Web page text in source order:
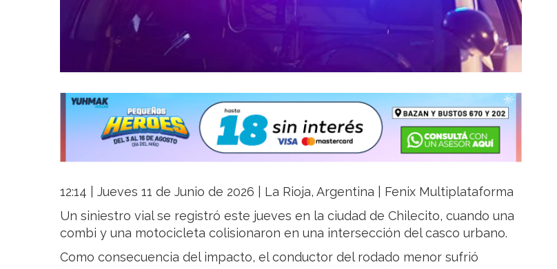
12:14 | Jueves 11 de Junio de 2026 | La Rioja, Argentina | Fenix Multiplataforma
Un siniestro vial se registró este jueves en la ciudad de Chilecito, cuando una
combi y una motocicleta colisionaron en una intersección del casco urbano.
Como consecuencia del impacto, el conductor del rodado menor sufrió